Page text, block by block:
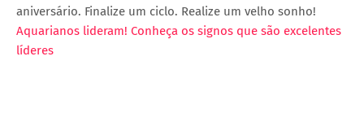
aniversário. Finalize um ciclo. Realize um velho sonho!
Aquarianos lideram! Conheça os signos que são excelentes
líderes